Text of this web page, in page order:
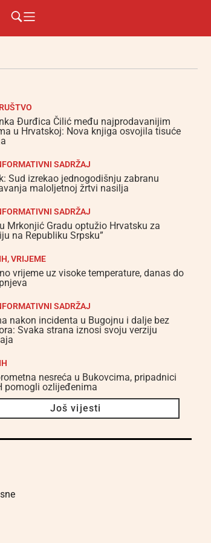
Đurđica Čilić među najprodavanijim
u Hrvatskoj: Nova knjiga osvojila tisuće
SADRŽAJ
Sud izrekao jednogodišnju zabranu
maloljetnoj žrtvi nasilja
SADRŽAJ
Mrkonjić Gradu optužio Hrvatsku za
na Republiku Srpsku”
,VRIJEME
vrijeme uz visoke temperature, danas do
SADRŽAJ
nakon incidenta u Bugojnu i dalje bez
Svaka strana iznosi svoju verziju
nesreća u Bukovcima, pripadnici
pomogli ozlijeđenima
Još vijesti